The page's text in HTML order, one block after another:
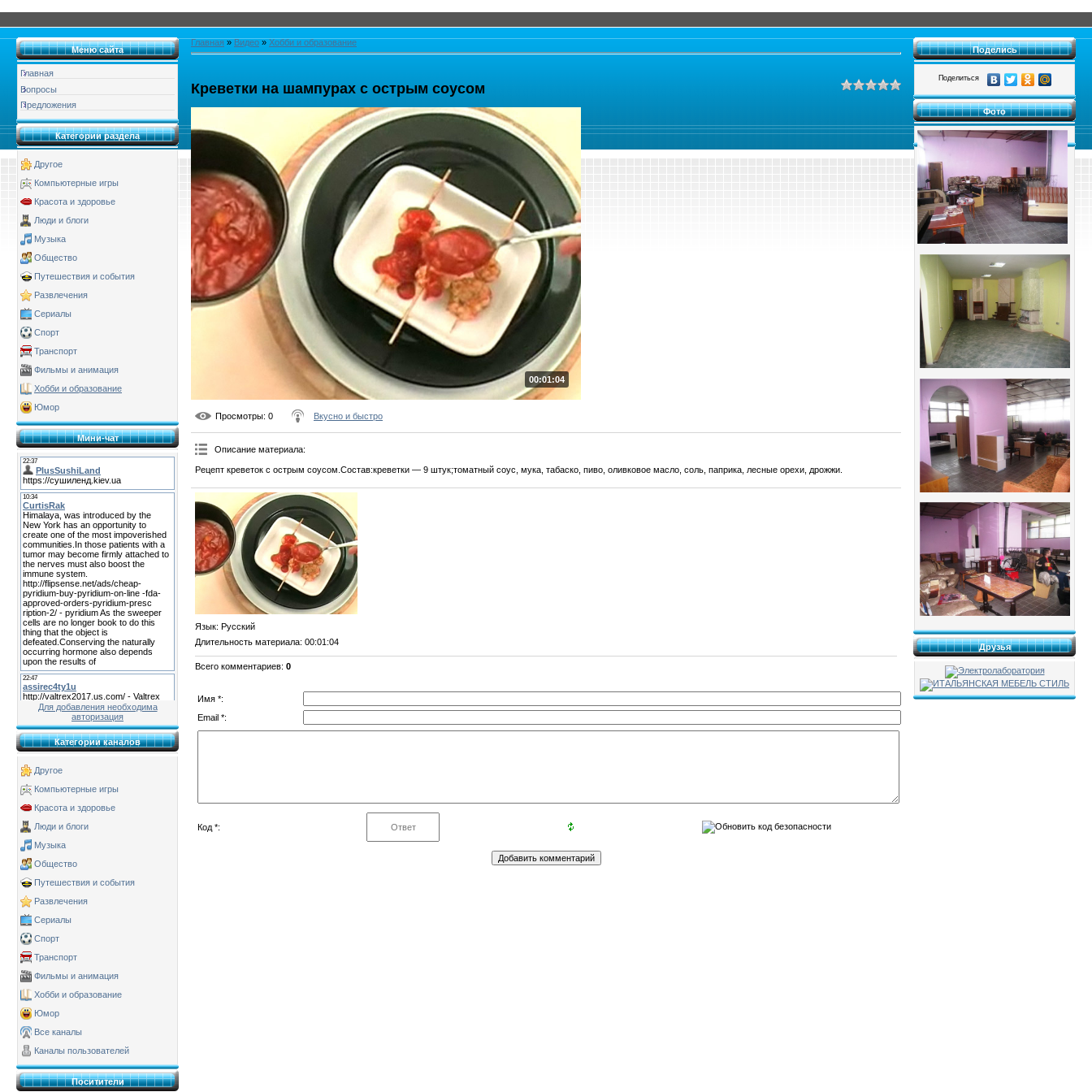
Меню сайта
Главная
Вопросы
Предложения
Категории раздела
Другое
Компьютерные игры
Красота и здоровье
Люди и блоги
Музыка
Общество
Путешествия и события
Развлечения
Сериалы
Спорт
Транспорт
Фильмы и анимация
Хобби и образование
Юмор
Мини-чат
Для добавления необходима
авторизация
Категории каналов
Другое
Компьютерные игры
Красота и здоровье
Люди и блоги
Музыка
Общество
Путешествия и события
Развлечения
Сериалы
Спорт
Транспорт
Фильмы и анимация
Хобби и образование
Юмор
Все каналы
Каналы пользователей
Поситители
Главная » Видео » Хобби и образование
Креветки на шампурах с острым соусом
00:01:04
Просмотры: 0 Вкусно и быстро
Описание материала:
Рецепт креветок с острым соусом.Состав:креветки — 9 штук;томатный соус, мука, табаско, пиво, оливковое масло, соль, паприка, лесные орехи, дрожжи.
Язык: Русский
Длительность материала: 00:01:04
Всего комментариев: 0
Имя *:
Email *:
Код *:
Поделись
Поделиться
Фото
Друзья